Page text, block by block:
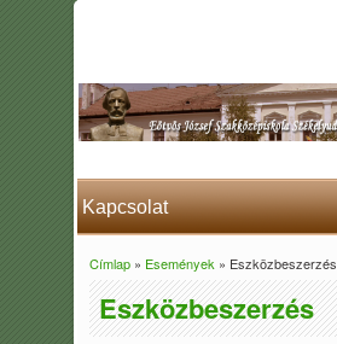
Jelenlegi hely
Címlap» Események » Eszközbeszerzés
Eszközbeszerzés